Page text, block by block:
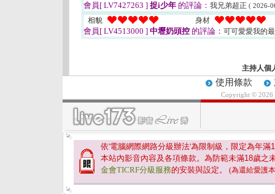
會員[ LV7427263 ] 捉i少年 的評論： 我兄弟超正 ( 2026-
相貌 身材
會員[ LV4513000 ] 中壢奶頭控 的評論： 可可愛愛我的
主持人個
使用條款
Copyright ©
依'電腦網際網路分級辦法'為限制級，限定為年滿
本站內影音內容及各項條款。為防範未滿18歲之
金會TICRF分級服務的安裝與設定。 (為還給愛護